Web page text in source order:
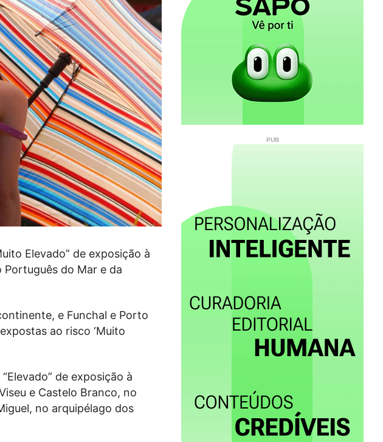
Elevado” de exposição à
do Mar e da
e Funchal e Porto
ao risco ‘Muito
de exposição à
e Castelo Branco, no
no arquipélago dos